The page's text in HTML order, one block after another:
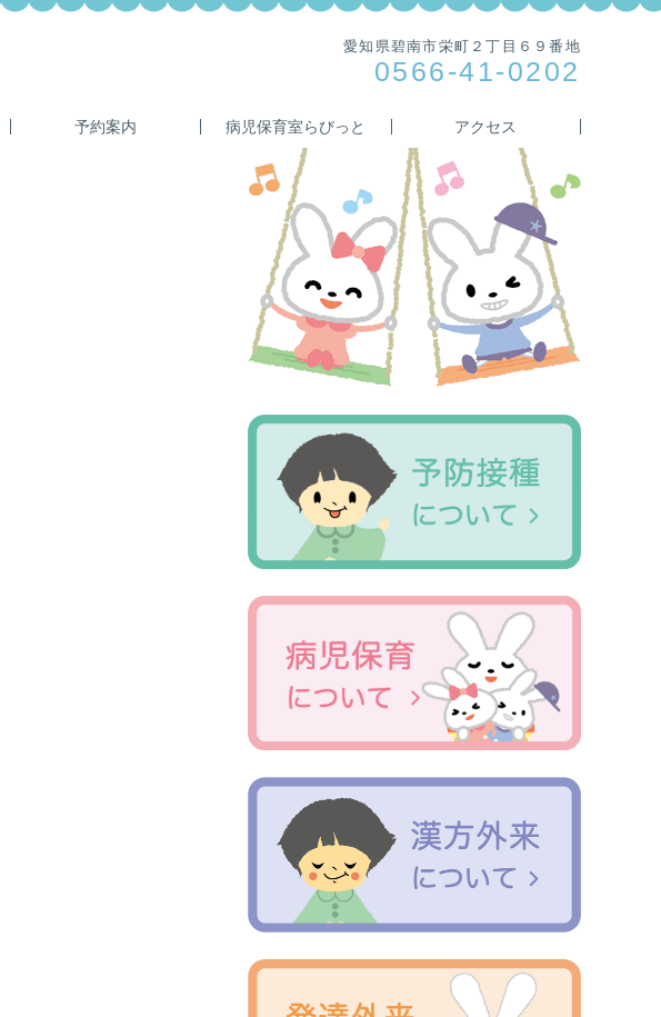
愛知県碧南市栄町２丁目６９番地
0566-41-0202
予約案内 病児保育室らびっと アクセス
Primary
Sidebar